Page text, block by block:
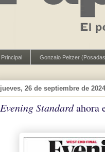
Principal Gonzalo Peltzer
jueves, 26 de septiembre de 2024
Evening Standardahora